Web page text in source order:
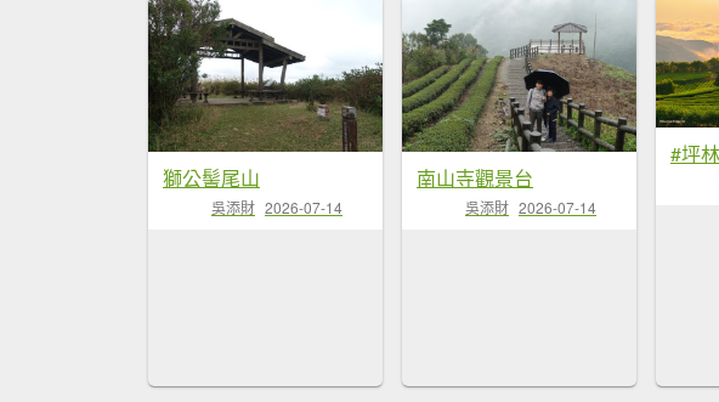
獅公髻尾山
吳添財 2026-07-14
南山寺觀景台
吳添財 2026-07-14